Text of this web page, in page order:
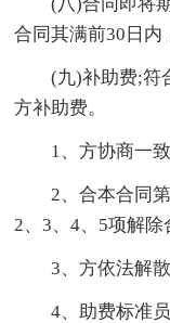
合同其满前30日内
(九)补助费;符
方补助费。
1、方协商一
2、合本合同
2、3、4、5项解除
3、方依法解
4、助费标准